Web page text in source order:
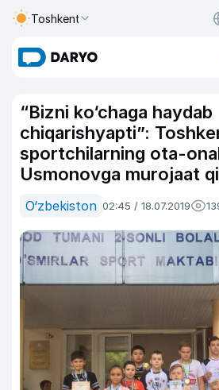
Toshkent
“Bizni ko‘chaga haydab
chiqarishyapti”:
sportchilarning ota-
Usmonovga murojaat
O‘zbekiston 02:45 / 18.07.2019